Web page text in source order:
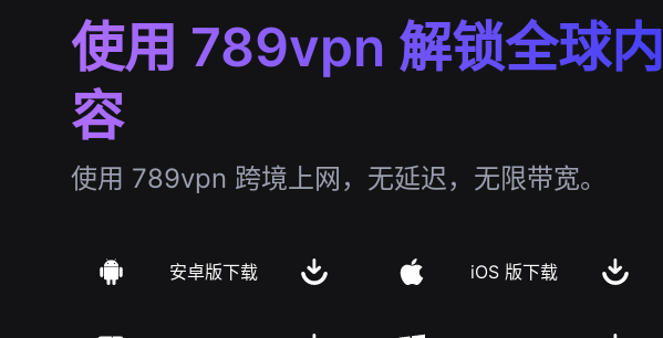
使用 789vpn 解锁全球内
容
使用 789vpn 跨境上网，无延迟，无限带宽。
安卓版下载 iOS 版下载